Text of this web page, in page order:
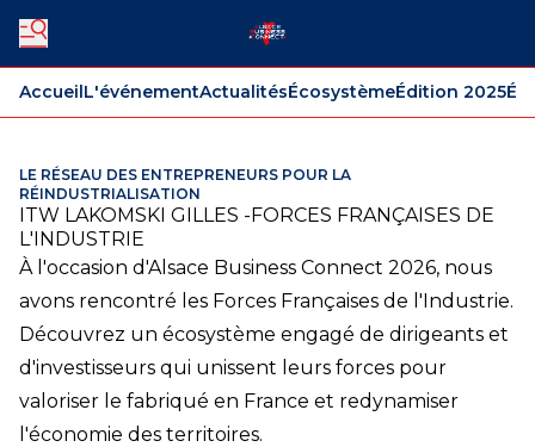
AccueilL'événementActualitésÉcosystèmeÉdition 2025
LE RÉSEAU DES ENTREPRENEURS POUR LA
RÉINDUSTRIALISATION
ITW LAKOMSKI GILLES -FORCES FRANÇAISES DE
L'INDUSTRIE
À l'occasion d'Alsace Business Connect 2026, nous
avons rencontré les Forces Françaises de l'Industrie.
Découvrez un écosystème engagé de dirigeants et
d'investisseurs qui unissent leurs forces pour
valoriser le fabriqué en France et redynamiser
l'économie des territoires.